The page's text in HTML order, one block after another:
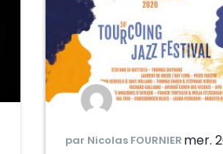
par Nicolas FOURNIER mer.